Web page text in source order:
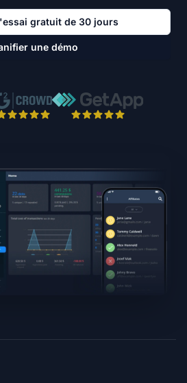
gratuit de 30 jours
une démo